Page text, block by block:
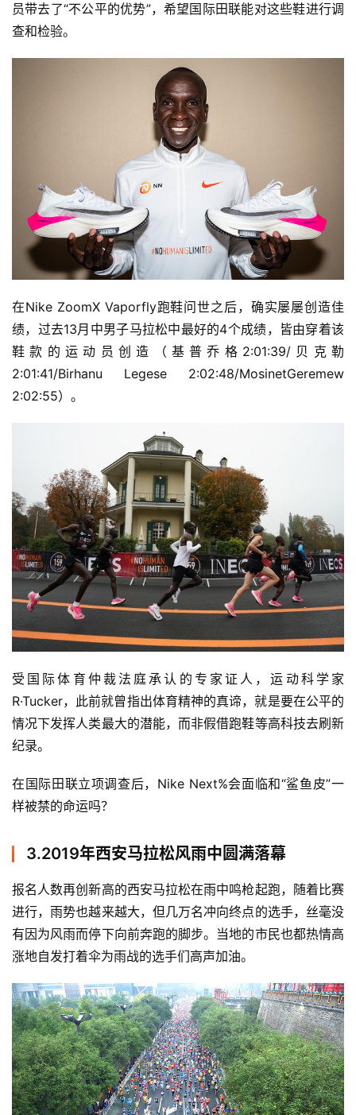
员带去了“不公平的优势”，希望国际田联能对这些鞋进行调
查和检验。
在Nike ZoomX Vaporfly跑鞋问世之后，确实屡屡创造佳
绩，过去13月中男子马拉松中最好的4个成绩，皆由穿着该
鞋款的运动员创造（基普乔格2:01:39/贝克勒
2:01:41/Birhanu Legese 2:02:48/MosinetGeremew
2:02:55）。
受国际体育仲裁法庭承认的专家证人，运动科学家
R·Tucker，此前就曾指出体育精神的真谛，就是要在公平的
情况下发挥人类最大的潜能，而非假借跑鞋等高科技去刷新
纪录。
在国际田联立项调查后，Nike Next%会面临和“鲨鱼皮”一
样被禁的命运吗？
3.2019年西安马拉松风雨中圆满落幕
报名人数再创新高的西安马拉松在雨中鸣枪起跑，随着比赛
进行，雨势也越来越大，但几万名冲向终点的选手，丝毫没
有因为风雨而停下向前奔跑的脚步。当地的市民也都热情高
涨地自发打着伞为雨战的选手们高声加油。